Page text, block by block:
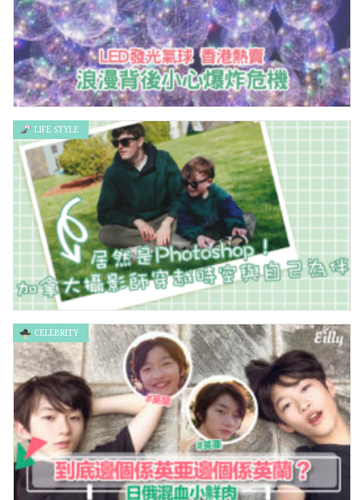
發光氣球香港熱賣，浪漫背後藏爆炸危機
居然是Photoshop！加拿大攝影師穿越時空與自己為伴
LIFE STYLE
CELEBRITY